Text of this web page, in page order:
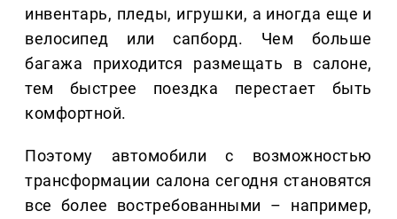
инвентарь, пледы, игрушки, а иногда еще и
велосипед или сапборд. Чем больше
багажа приходится размещать в салоне,
тем быстрее поездка перестает быть
комфортной.
Поэтому автомобили с возможностью
трансформации салона сегодня становятся
все более востребованными – например,